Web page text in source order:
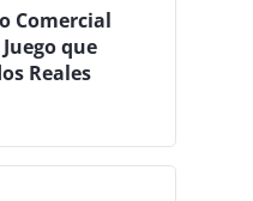
Comercial
que
Reales